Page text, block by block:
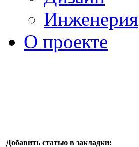
Инженерия
О проекте
Добавить статью в закладки: